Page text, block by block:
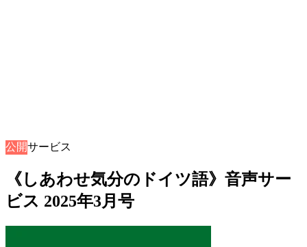
公開
音声サービス
《しあわせ気分のドイツ語》音声サー
ビス 2025年3月号